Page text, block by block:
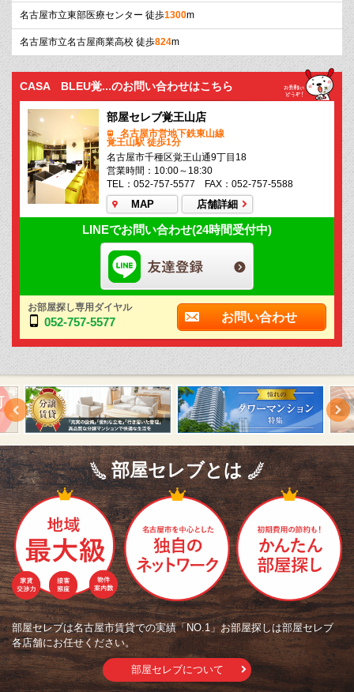
名古屋市立東部医療センター 徒歩1300m
名古屋市立名古屋商業高校 徒歩824m
CASA BLEU覚...のお問い合わせはこちら
部屋セレブ覚王山店
名古屋市営地下鉄東山線
覚王山駅 徒歩1分
名古屋市千種区覚王山通9丁目18
営業時間：10:00～18:30
TEL：052-757-5577 FAX：052-757-5588
MAP 店舗詳細
LINEでお問い合わせ(24時間受付中)
お部屋探し専用ダイヤル
052-757-5577 お問い合わせ
部屋セレブとは
部屋セレブは名古屋市賃貸での実績「NO.1」お部屋探しは部屋セレブ
各店舗にお任せください。
部屋セレブについて